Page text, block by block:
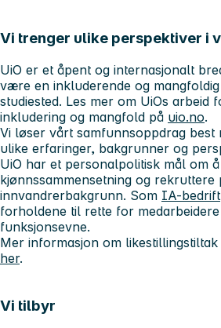
Vi trenger ulike perspektiver i
UiO er et åpent og internasjonalt
være en inkluderende og
studiested. Les mer om UiOs arbeid
inkludering og mangfold på uio.no.
Vi løser vårt samfunnsoppdrag
ulike erfaringer, bakgrunner og
UiO har et personalpolitisk mål om
kjønnssammensetning og rekruttere
innvandrerbakgrunn. Som IA-bedrift
forholdene til rette for
funksjonsevne.
Mer informasjon om
her.
Vi tilbyr